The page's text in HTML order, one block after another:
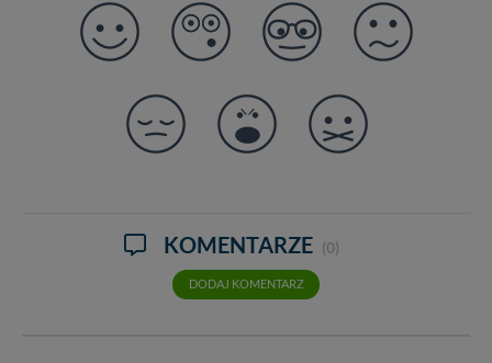
KOMENTARZE (0)
DODAJ KOMENTARZ